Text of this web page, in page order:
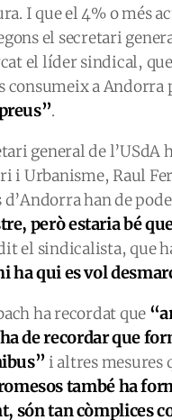
I que el 4% o més
el secretari
el líder sindical,
consumeix a Andorra
.
general de l’USdA
Urbanisme, Raul
han de
però estaria bé
el sindicalista, que
ha qui es vol
ha recordat que
de recordar que
i altres mesures
també ha
són tan còmplices